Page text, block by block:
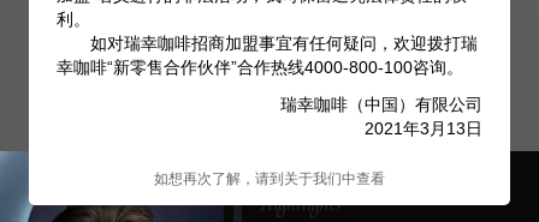
利。
如对瑞幸咖啡招商加盟事宜有任何疑问，欢迎拨打瑞
幸咖啡“新零售合作伙伴”合作热线4000-800-100咨询。
瑞幸咖啡（中国）有限公司
2021年3月13日
如想再次了解，请到关于我们中查看